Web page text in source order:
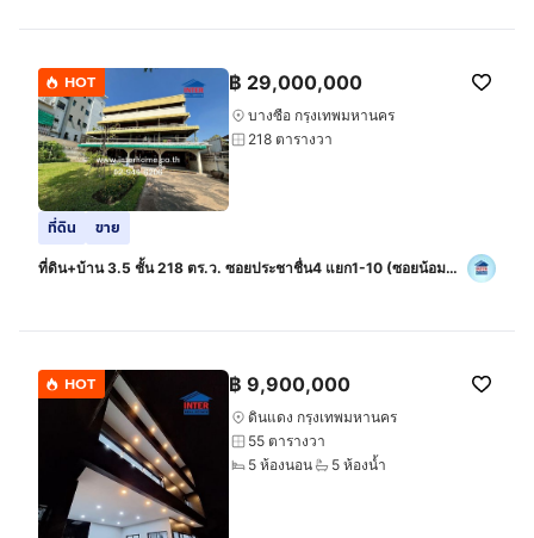
HOT ฿ 29,000,000
บางซื่อ กรุงเทพมหานคร
218 ตารางวา
ที่ดิน ขาย
ที่ดิน+บ้าน 3.5 ชั้น 218 ตร.ว. ซอยประชาชื่น4 แยก1-10 (ซอยน้อม
HOT ฿ 9,900,000
ดินแดง กรุงเทพมหานคร
55 ตารางวา
5 ห้องนอน
5 ห้องน้ำ